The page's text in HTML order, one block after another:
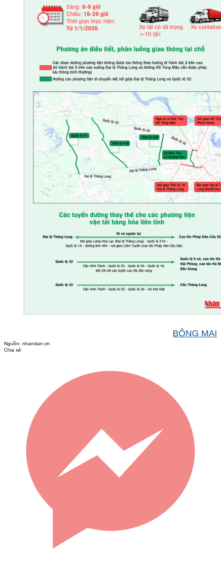
BÔNG MAI
Nguồn: nhandan.vn
Chia sẻ